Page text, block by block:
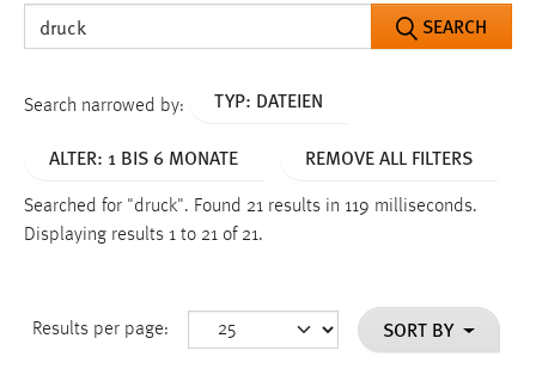
SEARCH
Search narrowed by: TYP: DATEIEN
ALTER: 1 BIS 6 MONATE REMOVE ALL FILTERS
Searched for "druck". Found 21 results in 119 milliseconds.
Displaying results 1 to 21 of 21.
Results per page: SORT BY